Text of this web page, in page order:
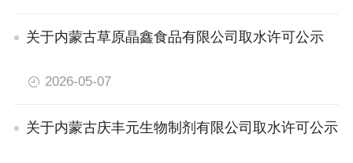
关于内蒙古草原晶鑫食品有限公司取水许可公示
2026-05-07
关于内蒙古庆丰元生物制剂有限公司取水许可公示